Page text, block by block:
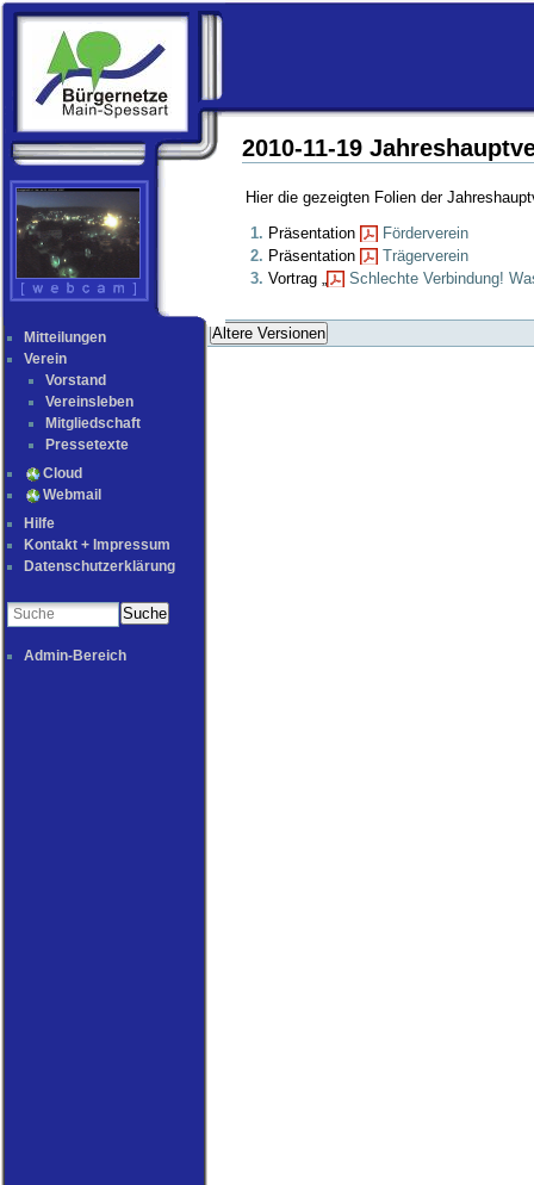
2010-11-19
Hier die gezeigten Folien der
Präsentation
Förderverein
Präsentation
Trägerverein
Vortrag „
Schlechte Verbindung!
Mitteilungen
Verein
Vorstand
Vereinsleben
Mitgliedschaft
Pressetexte
Cloud
Webmail
Hilfe
Kontakt + Impressum
Datenschutzerklärung
Suche
Admin-Bereich
Ältere Versionen